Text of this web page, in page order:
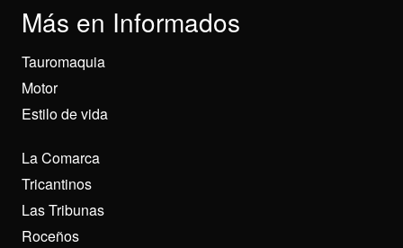
Más en Informados
Tauromaquia
Motor
Estilo de vida
La Comarca
Tricantinos
Las Tribunas
Roceños